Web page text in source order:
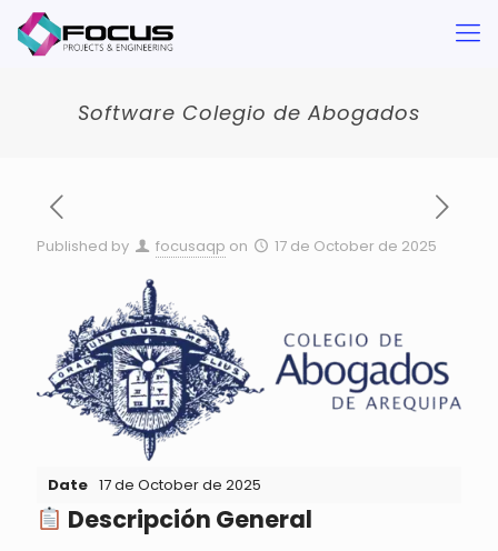
Software Colegio de Abogados
Published by focusaqp on 17 de October de 2025
Date 17 de October de 2025
Descripción General